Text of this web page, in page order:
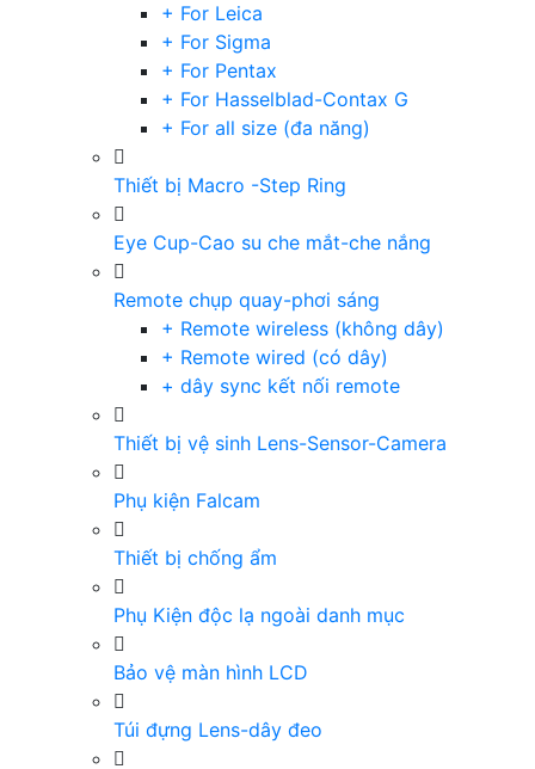
+ For Leica
+ For Sigma
+ For Pentax
+ For Hasselblad-Contax G
+ For all size (đa năng)
Thiết bị Macro -Step Ring
Eye Cup-Cao su che mắt-che nắng
Remote chụp quay-phơi sáng
+ Remote wireless (không dây)
+ Remote wired (có dây)
+ dây sync kết nối remote
Thiết bị vệ sinh Lens-Sensor-Camera
Phụ kiện Falcam
Thiết bị chống ẩm
Phụ Kiện độc lạ ngoài danh mục
Bảo vệ màn hình LCD
Túi đựng Lens-dây đeo